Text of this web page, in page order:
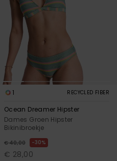
1 RECYCLED FIBER
Ocean Dreamer Hipster
Dames Groen Hipster
Bikinibroekje
€ 40,00 30%
€ 28,00